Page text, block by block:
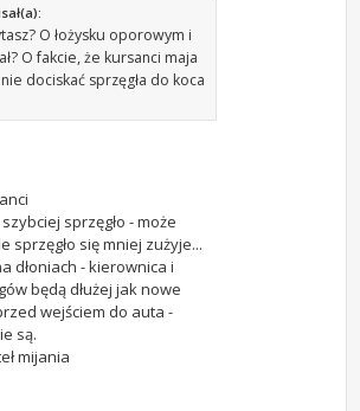
O łożysku oporowym i
O fakcie, że kursanci maja
dociskać sprzęgła do koca
sprzęgło - może
sprzęgło się mniej zużyje...
dłoniach - kierownica i
będą dłużej jak nowe
wejściem do auta -
są.
mijania